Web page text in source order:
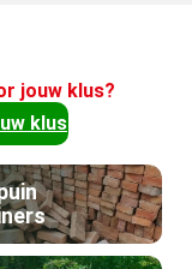
jouw klus?
klus